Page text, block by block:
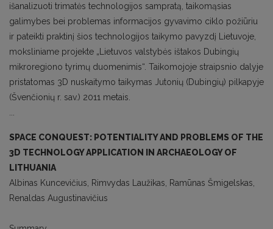
išanalizuoti trimatės technologijos sampratą, taikomąsias
galimybes bei problemas informacijos gyvavimo ciklo požiūriu
ir pateikti praktinį šios technologijos taikymo pavyzdį Lietuvoje,
moksliniame projekte „Lietuvos valstybės ištakos Dubingių
mikroregiono tyrimų duomenimis“. Taikomojoje straipsnio dalyje
pristatomas 3D nuskaitymo taikymas Jutonių (Dubingių) pilkapyje
(Švenčionių r. sav.) 2011 metais.
SPACE CONQUEST: POTENTIALITY AND PROBLEMS OF THE
3D TECHNOLOGY APPLICATION IN ARCHAEOLOGY OF
LITHUANIA
Albinas Kuncevičius, Rimvydas Laužikas, Ramūnas Šmigelskas,
Renaldas Augustinavičius